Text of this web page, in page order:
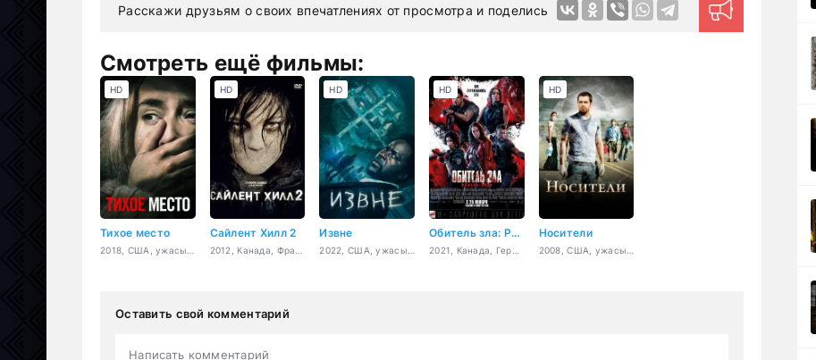
Расскажи друзьям о своих впечатлениях от просмотра и поделись
Смотреть ещё фильмы:
Тихое место
HD
Сайлент Хилл 2
HD
Извне
HD
Обитель зла: Раккун-Сити
HD
Носители
HD
Оставить свой комментарий
Написать комментарий